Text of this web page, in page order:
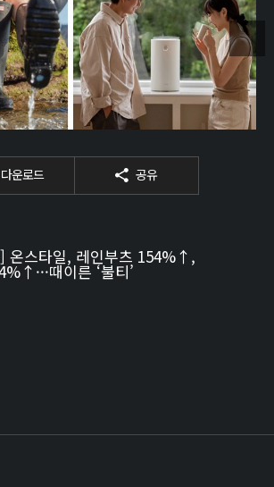
다운로드 공유
온스타일, 레인부츠 154%↑,
때이른 ‘불티’